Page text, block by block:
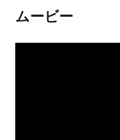
クフューラー「完
ムービー